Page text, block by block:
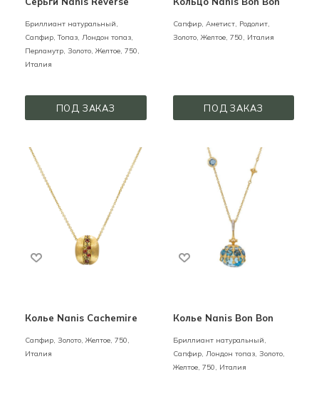
Бриллиант натуральный,
Сапфир, Топаз, Лондон топаз,
Перламутр, Золото,Желтое, 750,
Италия
ПОД ЗАКАЗ
Сапфир, Аметист, Родолит,
Золото,Желтое, 750, Италия
ПОД ЗАКАЗ
Колье Nanis Cachemire
Сапфир, Золото, Желтое, 750,
Италия
Колье Nanis Bon Bon
Бриллиант натуральный,
Сапфир, Лондон топаз, Золото,
Желтое, 750, Италия